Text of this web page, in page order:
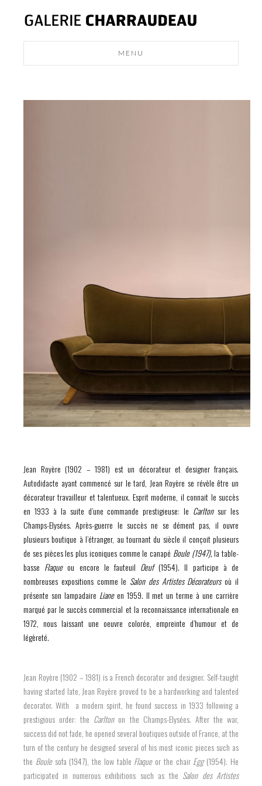
MENU
Jean Royère (1902 – 1981) est un décorateur et designer français.
Autodidacte ayant commencé sur le tard, Jean Royère se révèle être un
décorateur travailleur et talentueux. Esprit moderne, il connait le succès
en 1933 à la suite d’une commande prestigieuse: le Carltonsur les
Champs-Elysées. Après-guerre le succès ne se dément pas, il ouvre
plusieurs boutique à l’étranger, au tournant du siècle il conçoit plusieurs
de ses pièces les plus iconiques comme le canapé Boule (1947),la table-
basse Flaqueou encore le fauteuil Oeuf(1954). Il participe à de
nombreuses expositions comme le Salon des Artistes Décorateursoù il
présente son lampadaire Lianeen 1959. Il met un terme à une carrière
marqué par le succès commercial et la reconnaissance internationale en
1972, nous laissant une oeuvre colorée, empreinte d’humour et de
légèreté.
Jean Royère (1902 – 1981) is a French decorator and designer. Self-taught
having started late, Jean Royère proved to be a hardworking and talented
decorator. With a modern spirit, he found success in 1933 following a
prestigious order: the Carltonon the Champs-Elysées. After the war,
success did not fade, he opened several boutiques outside of France, at the
turn of the century he designed several of his most iconic pieces such as
the Boulesofa (1947), the low table Flaqueor the chair Egg(1954). He
participated in numerous exhibitions such as the Salon des Artistes